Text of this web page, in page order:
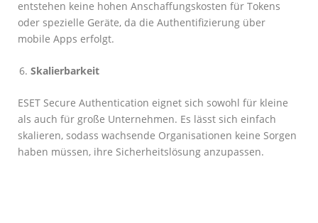
entstehen keine hohen Anschaffungskosten für Tokens
oder spezielle Geräte, da die Authentifizierung über
mobile Apps erfolgt.
Skalierbarkeit
ESET Secure Authentication eignet sich sowohl für kleine
als auch für große Unternehmen. Es lässt sich einfach
skalieren, sodass wachsende Organisationen keine Sorgen
haben müssen, ihre Sicherheitslösung anzupassen.